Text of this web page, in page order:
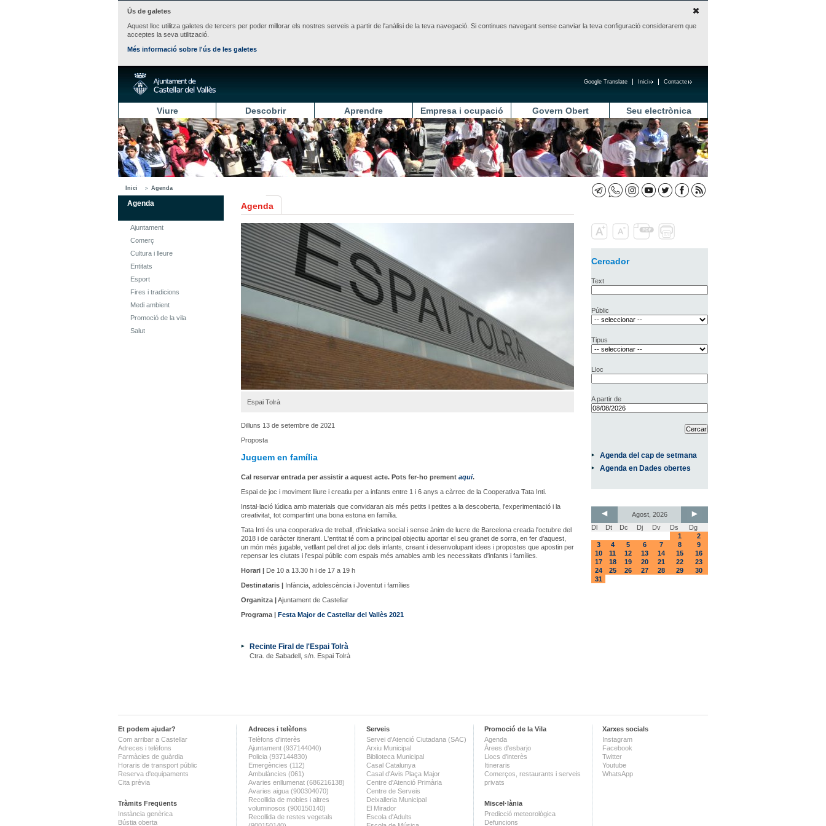
Ús de galetes
Aquest lloc utilitza galetes de tercers per poder millorar els nostres serveis a partir de l'anàlisi de la teva navegació. Si continues navegant sense canviar la teva configuració considerarem que
acceptes la seva utilització.
Més informació sobre l'ús de les galetes
Contacte
Inici
Google Translate
Viure Descobrir Aprendre Empresa i ocupació Govern Obert Seu electrònica
Inici Agenda
Agenda
Ajuntament
Comerç
Cultura i lleure
Entitats
Esport
Fires i tradicions
Medi ambient
Promoció de la vila
Salut
Agenda
Espai Tolrà
Dilluns 13 de setembre de 2021
Proposta
Juguem en família
Cal reservar entrada per assistir a aquest acte. Pots fer-ho prement aquí.
Espai de joc i moviment lliure i creatiu per a infants entre 1 i 6 anys a càrrec de la Cooperativa Tata Inti.
Instal·lació lúdica amb materials que convidaran als més petits i petites a la descoberta, l'experimentació i la
creativitat, tot compartint una bona estona en família.
Tata Inti és una cooperativa de treball, d'iniciativa social i sense ànim de lucre de Barcelona creada l'octubre del
2018 i de caràcter itinerant. L'entitat té com a principal objectiu aportar el seu granet de sorra, en fer d'aquest,
un món més jugable, vetllant pel dret al joc dels infants, creant i desenvolupant idees i propostes que apostin per
repensar les ciutats i l'espai públic com espais més amables amb les necessitats d'infants i famílies.
Horari | De 10 a 13.30 h i de 17 a 19 h
Destinataris | Infància, adolescència i Joventut i famílies
Organitza |Ajuntament de Castellar
Programa | Festa Major de Castellar del Vallès 2021
Recinte Firal de l'Espai Tolrà
Ctra. de Sabadell, s/n. Espai Tolrà
Cercador
Text
Públic
Tipus
Lloc
A partir de
Agenda del cap de setmana
Agenda en Dades obertes
Agost, 2026
Dl
Dt Dc Dj Dv Ds
Dg
1
2
3
4 5 6 7 8
9
10
11 12 13 14 15
16
17
18 19 20 21 22
23
24
25 26 27 28 29
30
31
Et podem ajudar?
Com arribar a Castellar
Adreces i telèfons
Farmàcies de guàrdia
Horaris de transport públic
Reserva d'equipaments
Cita prèvia
Tràmits Freqüents
Instància genèrica
Bústia oberta
Adreces i telèfons
Telèfons d'interès
Ajuntament (937144040)
Policia (937144830)
Emergències (112)
Ambulàncies (061)
Avaries enllumenat (686216138)
Avaries aigua (900304070)
Recollida de mobles i altres
voluminosos (900150140)
Recollida de restes vegetals
Serveis
Servei d'Atenció Ciutadana (SAC)
Arxiu Municipal
Biblioteca Municipal
Casal Catalunya
Casal d'Avis Plaça Major
Centre d'Atenció Primària
Centre de Serveis
Deixalleria Municipal
El Mirador
Escola d'Adults
Promoció de la Vila
Agenda
Àrees d'esbarjo
Llocs d'interès
Itineraris
Comerços, restaurants i serveis
privats
Miscel·lània
Predicció meteorològica
Defuncions
Xarxes socials
Instagram
Facebook
Twitter
Youtube
WhatsApp